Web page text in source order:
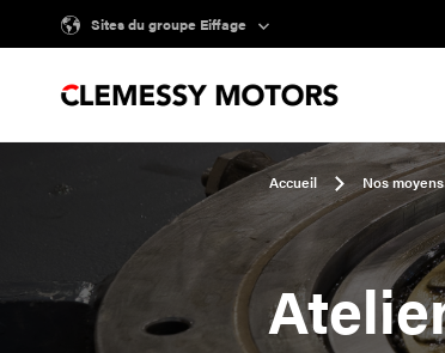
Sites du groupe Eiffage
Accueil Nos moyens